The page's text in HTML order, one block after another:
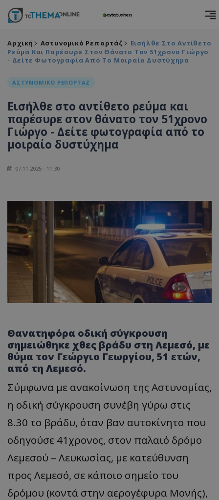
Αρχική Αστυνομικό Ρεπορτάζ
Εισήλθε Στο Αντίθετο
Ρεύμα Και Παρέσυρε Στον Θάνατο Τον 51χρονο Γιώργο
- Δείτε Φωτογραφία Από Το Μοιραίο Δυστύχημα
ΑΣΤΥΝΟΜΙΚΟ ΡΕΠΟΡΤΑΖ
Εισήλθε στο αντίθετο ρεύμα και
παρέσυρε στον θάνατο τον 51χρονο
Γιώργο - Δείτε φωτογραφία από το
μοιραίο δυστύχημα
07.11.2025 - 11:30
Θανατηφόρα οδική σύγκρουση
σημειώθηκε χθες βράδυ στη Λεμεσό, με
θύμα τον Γεώργιο Γεωργίου, 51 ετών,
από τη Λεμεσό.
Σύμφωνα με ανακοίνωση της Αστυνομίας,
η οδική σύγκρουση συνέβη γύρω στις
8.30 το βράδυ, όταν βαν αυτοκίνητο που
οδηγούσε 41χρονος, στον παλαιό δρόμο
Λεμεσού – Λευκωσίας, με κατεύθυνση
προς Λεμεσό, σε κάποιο σημείο του
δρόμου (κοντά στην αερογέφυρα Μονής),